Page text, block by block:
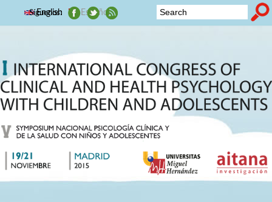
Skip to main content
2015
Nacional de
Psicología
Clínica y de
niños y
adolescentes
English Español Search form
Síguenos: